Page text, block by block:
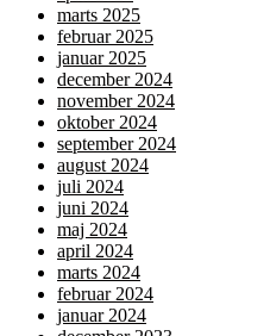
marts 2025
februar 2025
januar 2025
december 2024
november 2024
oktober 2024
september 2024
august 2024
juli 2024
juni 2024
maj 2024
april 2024
marts 2024
februar 2024
januar 2024